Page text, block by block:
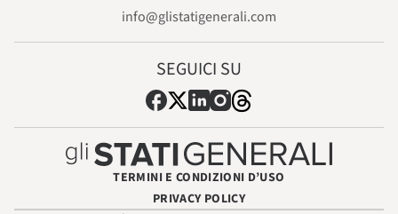
info@glistatigenerali.com
SEGUICI SU
TERMINI E CONDIZIONI D’USO
PRIVACY POLICY